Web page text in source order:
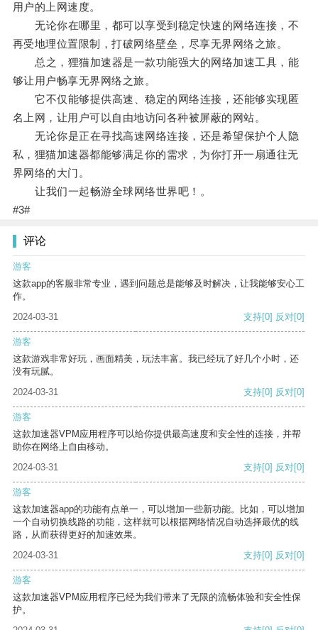
用户的上网速度。
无论你在哪里，都可以享受到稳定快速的网络连接，不
再受地理位置限制，打破网络壁垒，尽享无界网络之旅。
总之，狸猫加速器是一款功能强大的网络加速工具，能
够让用户畅享无界网络之旅。
它不仅能够提供高速、稳定的网络连接，还能够实现匿
名上网，让用户可以自由地访问各种被屏蔽的网站。
无论你是正在寻找高速网络连接，还是希望保护个人隐
私，狸猫加速器都能够满足你的需求，为你打开一扇通往无
界网络的大门。
让我们一起畅游全球网络世界吧！。
#3#
评论
游客
这款app的客服非常专业，遇到问题总是能够及时解决，让我能够安心工
作。
2024-03-31
支持[0] 反对[0]
游客
这款游戏非常好玩，画面精美，玩法丰富。我已经玩了好几个小时，还
没有玩腻。
2024-03-31
支持[0] 反对[0]
游客
这款加速器VPM应用程序可以给你提供最高速度和安全性的连接，并帮
助你在网络上自由移动。
2024-03-31
支持[0] 反对[0]
游客
这款加速器app的功能有点单一，可以增加一些新功能。比如，可以增加
一个自动切换线路的功能，这样就可以根据网络情况自动选择最优的线
路，从而获得更好的加速效果。
2024-03-31
支持[0] 反对[0]
游客
这款加速器VPM应用程序已经为我们带来了无限的流畅体验和安全性保
护。